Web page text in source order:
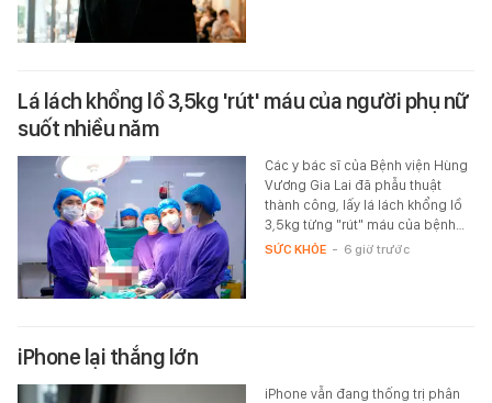
Lá lách khổng lồ 3,5kg 'rút' máu của người phụ nữ
suốt nhiều năm
Các y bác sĩ của Bệnh viện Hùng
Vương Gia Lai đã phẫu thuật
thành công, lấy lá lách khổng lồ
3,5kg từng "rút" máu của bệnh…
SỨC KHỎE - 6 giờ trước
iPhone lại thắng lớn
iPhone vẫn đang thống trị phân